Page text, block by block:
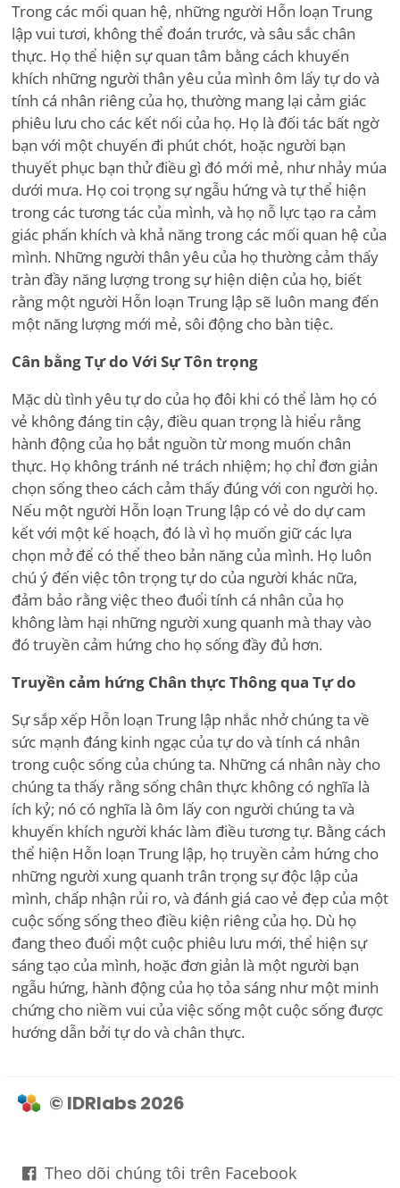
Trong các mối quan hệ, những người Hỗn loạn Trung
lập vui tươi, không thể đoán trước, và sâu sắc chân
thực. Họ thể hiện sự quan tâm bằng cách khuyến
khích những người thân yêu của mình ôm lấy tự do và
tính cá nhân riêng của họ, thường mang lại cảm giác
phiêu lưu cho các kết nối của họ. Họ là đối tác bất ngờ
bạn với một chuyến đi phút chót, hoặc người bạn
thuyết phục bạn thử điều gì đó mới mẻ, như nhảy múa
dưới mưa. Họ coi trọng sự ngẫu hứng và tự thể hiện
trong các tương tác của mình, và họ nỗ lực tạo ra cảm
giác phấn khích và khả năng trong các mối quan hệ của
mình. Những người thân yêu của họ thường cảm thấy
tràn đầy năng lượng trong sự hiện diện của họ, biết
rằng một người Hỗn loạn Trung lập sẽ luôn mang đến
một năng lượng mới mẻ, sôi động cho bàn tiệc.
Cân bằng Tự do Với Sự Tôn trọng
Mặc dù tình yêu tự do của họ đôi khi có thể làm họ có
vẻ không đáng tin cậy, điều quan trọng là hiểu rằng
hành động của họ bắt nguồn từ mong muốn chân
thực. Họ không tránh né trách nhiệm; họ chỉ đơn giản
chọn sống theo cách cảm thấy đúng với con người họ.
Nếu một người Hỗn loạn Trung lập có vẻ do dự cam
kết với một kế hoạch, đó là vì họ muốn giữ các lựa
chọn mở để có thể theo bản năng của mình. Họ luôn
chú ý đến việc tôn trọng tự do của người khác nữa,
đảm bảo rằng việc theo đuổi tính cá nhân của họ
không làm hại những người xung quanh mà thay vào
đó truyền cảm hứng cho họ sống đầy đủ hơn.
Truyền cảm hứng Chân thực Thông qua Tự do
Sự sắp xếp Hỗn loạn Trung lập nhắc nhở chúng ta về
sức mạnh đáng kinh ngạc của tự do và tính cá nhân
trong cuộc sống của chúng ta. Những cá nhân này cho
chúng ta thấy rằng sống chân thực không có nghĩa là
ích kỷ; nó có nghĩa là ôm lấy con người chúng ta và
khuyến khích người khác làm điều tương tự. Bằng cách
thể hiện Hỗn loạn Trung lập, họ truyền cảm hứng cho
những người xung quanh trân trọng sự độc lập của
mình, chấp nhận rủi ro, và đánh giá cao vẻ đẹp của một
cuộc sống sống theo điều kiện riêng của họ. Dù họ
đang theo đuổi một cuộc phiêu lưu mới, thể hiện sự
sáng tạo của mình, hoặc đơn giản là một người bạn
ngẫu hứng, hành động của họ tỏa sáng như một minh
chứng cho niềm vui của việc sống một cuộc sống được
hướng dẫn bởi tự do và chân thực.
© IDRlabs 2026
Theo dõi chúng tôi trên Facebook